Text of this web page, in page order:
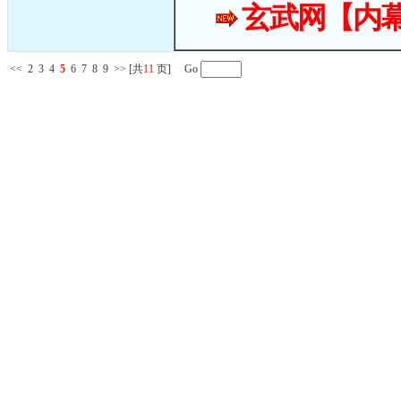
玄武网【内
<< 2 3 4 5 6 7 8 9 >> [共11 页] Go